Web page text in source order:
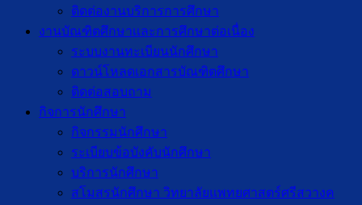
ติดต่องานบริการการศึกษา
งานบัณฑิตศึกษาเเละการศึกษาต่อเนื่อง
ระบบงานทะเบียนนักศึกษา
ดาวน์โหลดเอกสารบัณฑิตศึกษา
ติดต่อสอบถาม
กิจการนักศึกษา
กิจกรรมนักศึกษา
ระเบียบข้อบังคับนักศึกษา
บริการนักศึกษา
สโมสรนักศึกษา วิทยาลัยแพทยศาสตร์ศรีสวางค